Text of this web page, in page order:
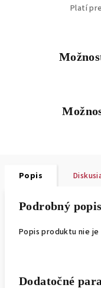
Platí
Popis
Podrobný popis
Popis produktu nie
Dodatočné